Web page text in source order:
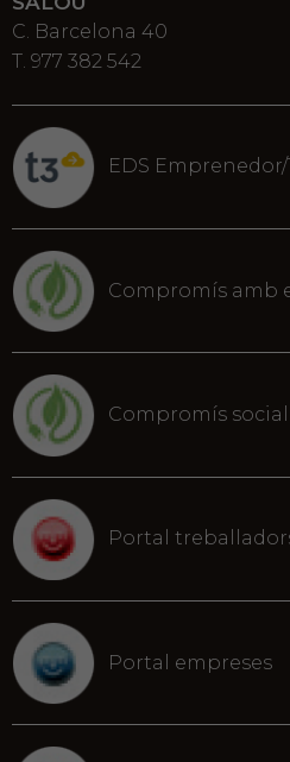
C. Barcelona 40
T. 977 382 542
EDS Emprenedor/
Compromís amb
Compromís social
Portal
Portal empreses